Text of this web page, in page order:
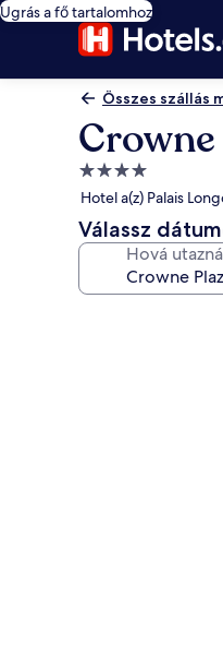
Ugrás a fő tartalomhoz
Összes szállás
4.0
csillagos
szálláshely
Hotel a(z) Palais
Válassz
Hová